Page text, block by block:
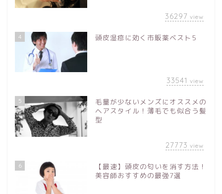
36297 view
4 頭皮湿疹に効く市販薬ベスト5
33541 view
5
毛量が少ないメンズにオススメの
ヘアスタイル！薄毛でも似合う髪
型
27773 view
6
【最速】頭皮の匂いを消す方法！
美容師おすすめの最強7選